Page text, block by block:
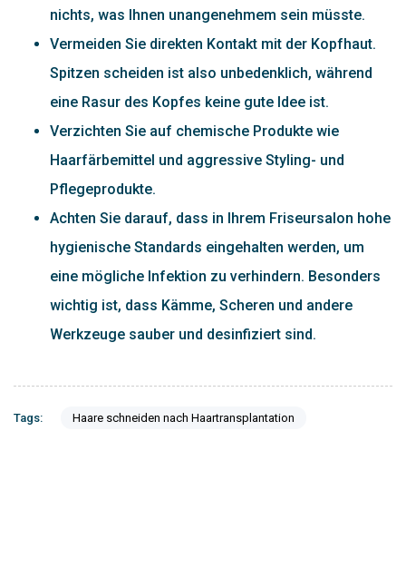
nichts, was Ihnen unangenehmem sein müsste.
Vermeiden Sie direkten Kontakt mit der Kopfhaut.
Spitzen scheiden ist also unbedenklich, während
eine Rasur des Kopfes keine gute Idee ist.
Verzichten Sie auf chemische Produkte wie
Haarfärbemittel und aggressive Styling- und
Pflegeprodukte.
Achten Sie darauf, dass in Ihrem Friseursalon hohe
hygienische Standards eingehalten werden, um
eine mögliche Infektion zu verhindern. Besonders
wichtig ist, dass Kämme, Scheren und andere
Werkzeuge sauber und desinfiziert sind.
Tags: Haare schneiden nach Haartransplantation